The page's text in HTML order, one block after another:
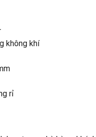
không khí
rỉ